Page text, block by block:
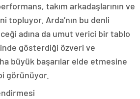
takım arkadaşlarının ve
topluyor. Arda’nın bu denli
adına da umut verici bir tablo
gösterdiği özveri ve
büyük başarılar elde etmesine
görünüyor.